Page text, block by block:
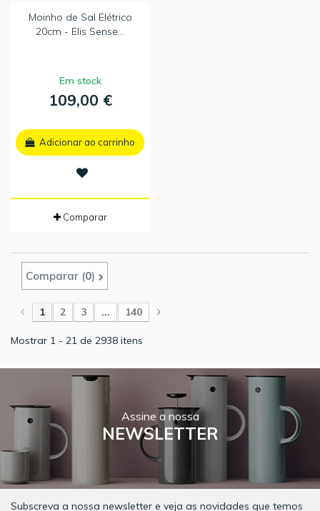
Moinho de Sal Elétrico
20cm - Elis Sense...
Em stock
109,00 €
Adicionar ao carrinho
Comparar
Comparar (0)
1 2 3 ... 140
Mostrar 1 - 21 de 2938 itens
Assine a nossa
NEWSLETTER
Subscreva a nossa newsletter e veja as novidades que temos